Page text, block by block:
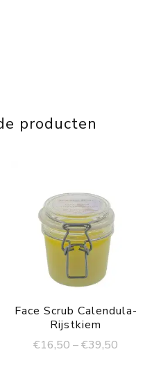
producten
Face Scrub Calendula-
Rijstkiem
€16,50 –€39,50